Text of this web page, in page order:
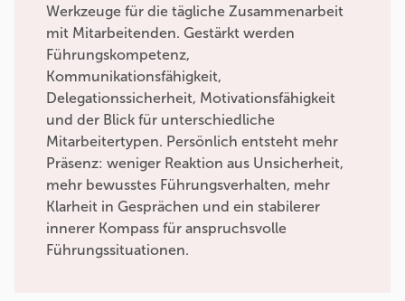
Werkzeuge für die tägliche Zusammenarbeit
mit Mitarbeitenden. Gestärkt werden
Führungskompetenz,
Kommunikationsfähigkeit,
Delegationssicherheit, Motivationsfähigkeit
und der Blick für unterschiedliche
Mitarbeitertypen. Persönlich entsteht mehr
Präsenz: weniger Reaktion aus Unsicherheit,
mehr bewusstes Führungsverhalten, mehr
Klarheit in Gesprächen und ein stabilerer
innerer Kompass für anspruchsvolle
Führungssituationen.